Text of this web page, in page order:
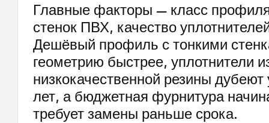
Главные факторы — класс
стенок ПВХ, качество
Дешёвый профиль с тонкими
геометрию быстрее, уплотнители
низкокачественной резины
лет, а бюджетная фурнитура
требует замены раньше срока.